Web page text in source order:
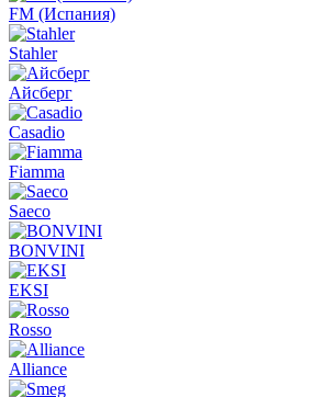
FM (Испания)
Stahler
Айсберг
Casadio
Fiamma
Saeco
BONVINI
EKSI
Rosso
Alliance